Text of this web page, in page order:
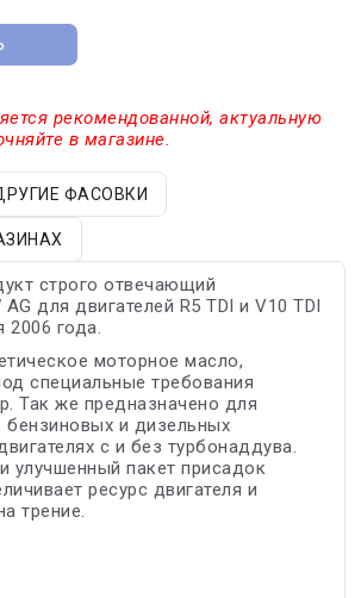
рекомендованной, актуальную
в магазине.
ФАСОВКИ
строго отвечающий
для двигателей R5 TDI и V10 TDI
года.
моторное масло,
специальные требования
Так же предназначено для
бензиновых и дизельных
с и без турбонаддува.
улучшенный пакет присадок
ресурс двигателя и
трение.